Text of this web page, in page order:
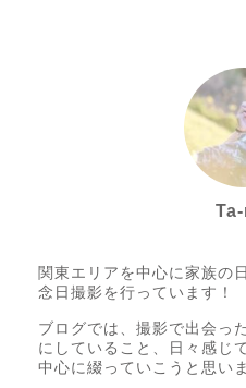
関東エリアを中心に家族の
念日撮影を行っています！
ブログでは、撮影で出会っ
にしていること、日々感じ
中心に綴っていこうと思い